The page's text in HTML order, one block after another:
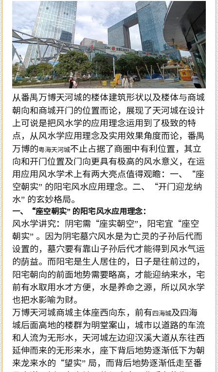
从番禺万博天河城的楼体建筑形状以及楼体与商城
朝向和商城开门的位置而论，展现了天河城在设计
上可说是把风水学的应用理念运用到了极致的特
点，从风水学应用理念及实用效果角度而论，番禺
万博的粤海天河城不止占据了商圈中有利位置，其立
向和开门位置及门向更具有极高的风水意义，在运
用应用风水学术上有两大亮点值得观瞻：一、“座
空朝实” 的阳宅风水应用理念。二、“开门迎龙纳
水” 的玄妙格局。
一、“座空朝实” 的阳宅风水应用理念：
风水学讲究：阴宅需“座实朝空”，阳宅宜“座空
朝实” 。因为阴宅墓穴风水是为亡灵的子孙后代而
设置的，墓穴要有靠山子孙后代才能得到风水气运
的荫益。而阳宅是生人居住的，日子是往前过的，
阳宅朝向的前面地势需要略高，才能迎纳来水，宅
前有水取用水才方便，水是养命之源，所以风水学
也把水影喻为财。
万博天河城商城主体座西向东，前有四海城及四海
城后面高地的楼群为明堂案山，城市以道路的车流
和人流为无形水，天河城左边迎汉溪大道从东往西
延伸而来的无形来水，座下背后地势逐渐低下为朝
来龙来水的“望实” 局，而背后地势逐渐低走至番